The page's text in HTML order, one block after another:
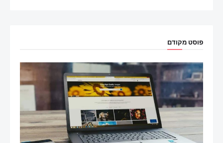
פוסט מקודם